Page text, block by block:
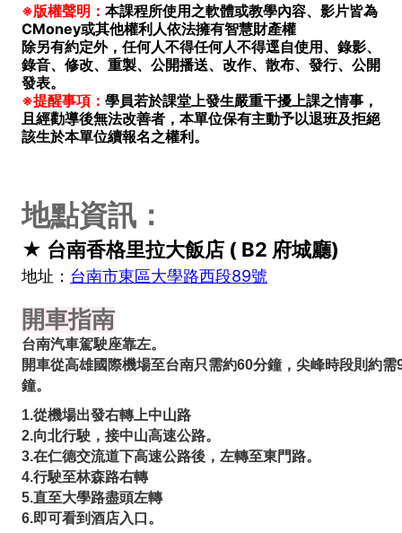
※版權聲明： 本課程所使用之軟體或教學內容、影片皆為
CMoney或其他權利人依法擁有智慧財產權
除另有約定外，任何人不得任何人不得逕自使用、錄影、
錄音、修改、重製、公開播送、改作、散布、發行、公開
發表。
※提醒事項： 學員若於課堂上發生嚴重干擾上課之情事，
且經勸導後無法改善者，本單位保有主動予以退班及拒絕
該生於本單位續報名之權利。
地點資訊：
★ 台南香格里拉大飯店 ( B2 府城廳)
地址： 台南市東區大學路西段89號
開車指南
台南汽車駕駛座靠左。
開車從高雄國際機場至台南只需約60分鐘，尖峰時段則約需
鐘。
1.從機場出發右轉上中山路
2.向北行駛，接中山高速公路。
3.在仁德交流道下高速公路後，左轉至東門路。
4.行駛至林森路右轉
5.直至大學路盡頭左轉
6.即可看到酒店入口。